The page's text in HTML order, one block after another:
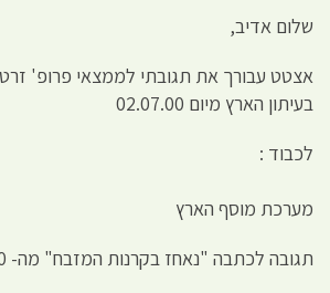
שלום אדיב,
אצטט עבורך את תגובתי לממצאי פרופ'
בעיתון הארץ מיום ‏02.07.00
לכבוד :
מערכת מוסף הארץ
תגובה לכתבה "נאחז בקרנות המזבח" מה- 30.06.00 יאיר שלג.